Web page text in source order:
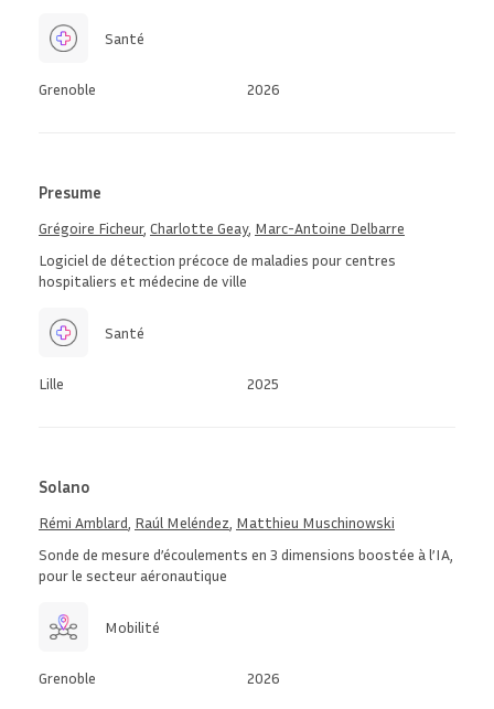
Santé
Grenoble 2026
Presume
Grégoire Ficheur, Charlotte Geay, Marc-Antoine Delbarre
Logiciel de détection précoce de maladies pour centres
hospitaliers et médecine de ville
Santé
Lille 2025
Solano
Rémi Amblard Raúl Meléndez Matthieu Muschinowski
Sonde de mesure d’écoulements en 3 dimensions boostée à l’IA,
pour le secteur aéronautique
Mobilité
Grenoble 2026